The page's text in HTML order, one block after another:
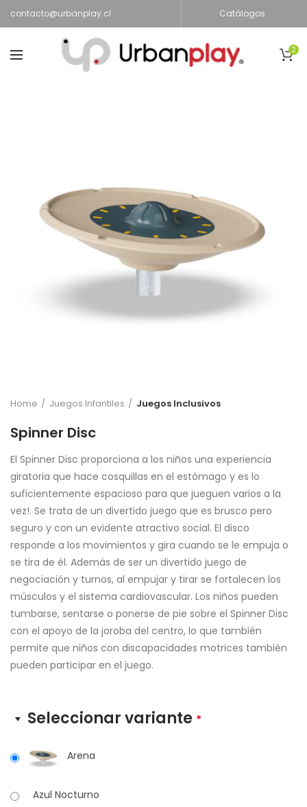
contacto@urbanplay.cl Catálogos
2
Home Juegos Infantiles Juegos Inclusivos
Spinner Disc
El Spinner Disc proporciona a los niños una experiencia
giratoria que hace cosquillas en el estómago y es lo
suficientemente espacioso para que jueguen varios a la
vez!. Se trata de un divertido juego que es brusco pero
seguro y con un evidente atractivo social. El disco
responde a los movimientos y gira cuando se le empuja o
se tira de él. Además de ser un divertido juego de
negociación y turnos, al empujar y tirar se fortalecen los
músculos y el sistema cardiovascular. Los niños pueden
tumbarse, sentarse o ponerse de pie sobre el Spinner Disc
con el apoyo de la joroba del centro, lo que también
permite que niños con discapacidades motrices también
pueden participar en el juego.
Seleccionar variante *
Arena
Azul Nocturno